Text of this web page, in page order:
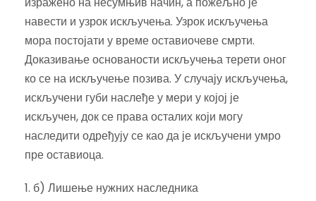
навести и узрок искључења. Узрок искључења
мора постојати у време оставиочеве смрти.
Доказивање основаности искључења терети оног
ко се на искључење позива. У случају искључења,
искључени губи наслеђе у мери у којој је
искључен, док се права осталих који могу
наследити одређују се као да је искључени умро
пре оставиоца.
1. б) Лишење нужних наследника